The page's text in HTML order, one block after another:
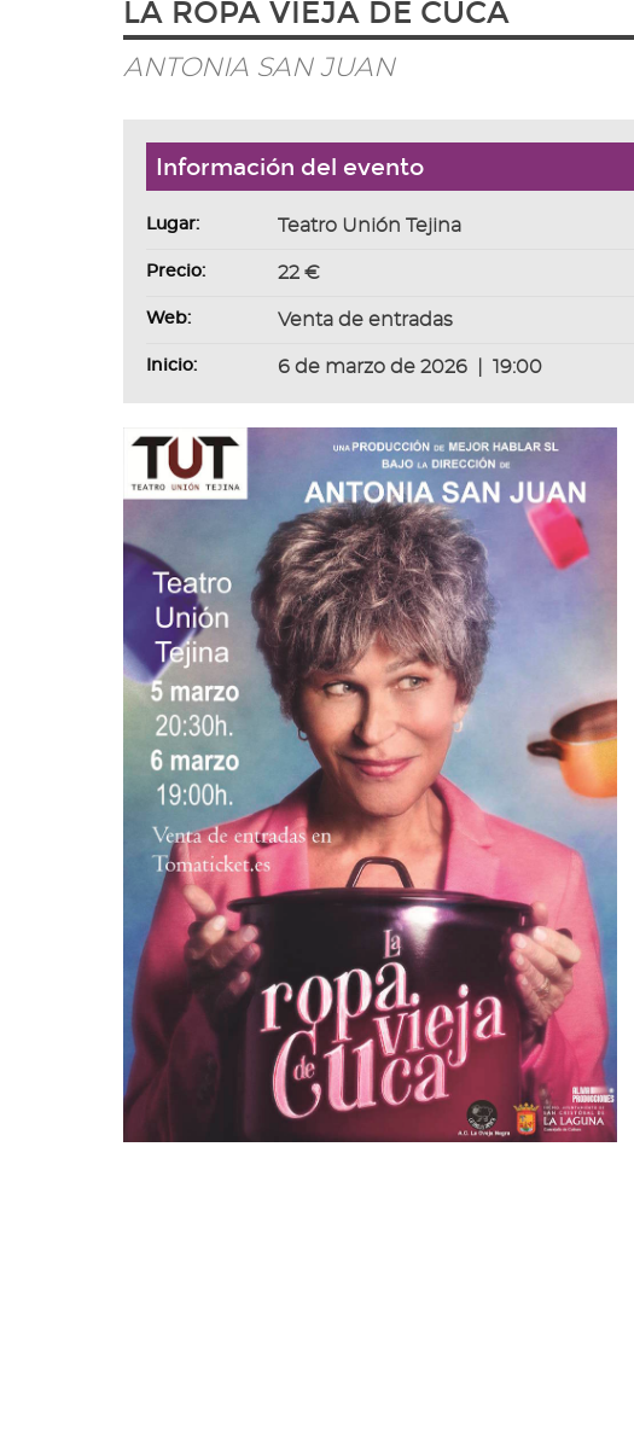
ir
a
la
página
LA ROPA VIEJA DE CUCA
ANTONIA SAN JUAN
Información del evento
Lugar: Teatro Unión Tejina
Precio: 22 €
Web: Venta de entradas
Inicio: 6 de marzo de 2026 19:00